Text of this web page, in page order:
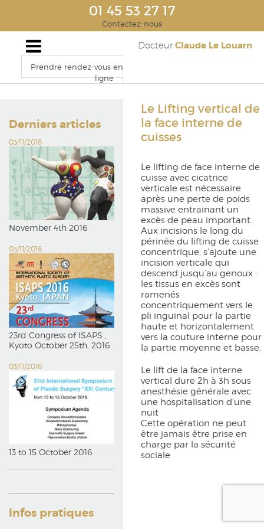
01 45 53 27 17
Contactez-nous
Docteur Claude Le Louarn
Prendre rendez-vous en
ligne
Derniers articles
03/11/2016
November 4th 2016
03/11/2016
23rd Congress of ISAPS ,
Kyoto October 25th, 2016
03/11/2016
13 to 15 October 2016
Infos pratiques
Le Lifting vertical de
la face interne de
cuisses
Le lifting de face interne de
cuisse avec cicatrice
verticale est nécessaire
après une perte de poids
massive entrainant un
excès de peau important.
Aux incisions le long du
périnée du lifting de cuisse
concentrique, s’ajoute une
incision verticale qui
descend jusqu’au genoux :
les tissus en excès sont
ramenés
concentriquement vers le
pli inguinal pour la partie
haute et horizontalement
vers la couture interne pour
la partie moyenne et basse.
Le lift de la face interne
vertical dure 2h à 3h sous
anesthésie générale avec
une hospitalisation d’une
nuit
Cette opération ne peut
être jamais être prise en
charge par la sécurité
sociale